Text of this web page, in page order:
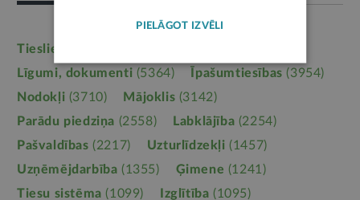
Tieslietas
Līgumi, dokumenti (5364) Īpašumtiesības (3954)
Nodokļi (3710) Mājoklis (3142)
Parādu piedziņa (2558) Labklājība (2254)
Pašvaldības (2217) Uzturlīdzekļi (1457)
Uzņēmējdarbība (1355) Ģimene (1241)
Tiesu sistēma (1099) Izglītība (1095)
PIELĀGOT IZVĒLI